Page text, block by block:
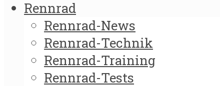
Rennrad
Rennrad-News
Rennrad-Technik
Rennrad-Training
Rennrad-Tests